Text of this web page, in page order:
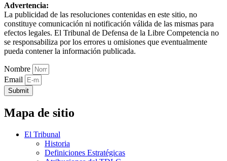
Advertencia:
La publicidad de las resoluciones contenidas en este sitio, no
constituye comunicación ni notificación válida de las mismas para
efectos legales. El Tribunal de Defensa de la Libre Competencia no
se responsabiliza por los errores u omisiones que eventualmente
pueda contener la información publicada.
Nombre
Email
Submit
Mapa de sitio
El Tribunal
Historia
Definiciones Estratégicas